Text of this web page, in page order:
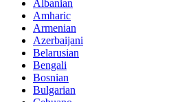
Albanian
Amharic
Armenian
Azerbaijani
Belarusian
Bengali
Bosnian
Bulgarian